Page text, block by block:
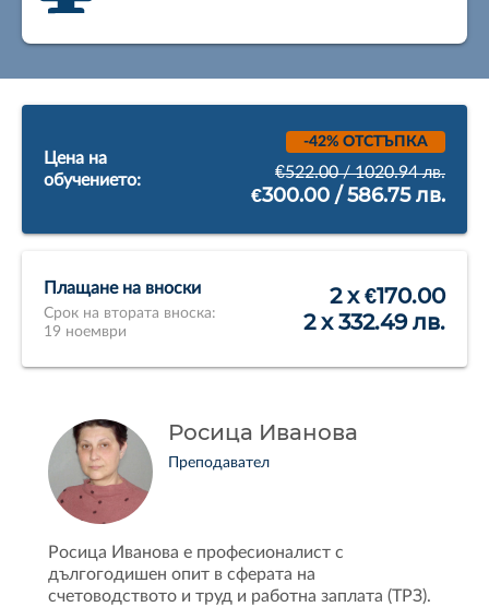
Цена на
обучението:
-42% ОТСТЪПКА
€522.00 / 1020.94 лв.
€300.00 / 586.75 лв.
Плащане на вноски
Срок на втората вноска:
19 ноември
2 x €170.00
2 x 332.49 лв.
Росица Иванова
Преподавател
Росица Иванова е професионалист с
дългогодишен опит в сферата на
счетоводството и труд и работна заплата (ТРЗ).